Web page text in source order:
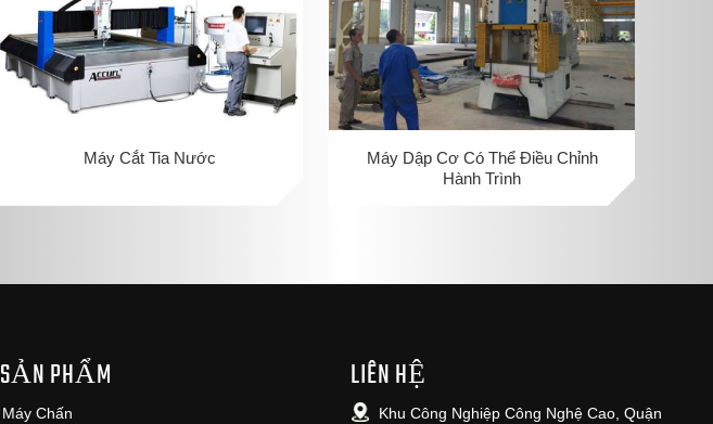
Máy Cắt Tia Nước
Máy Dập Cơ Có Thể Điều Chỉnh
Hành Trình
SẢN PHẨM
Máy Chấn
LIÊN HỆ
Khu Công Nghiệp Công Nghệ Cao, Quận